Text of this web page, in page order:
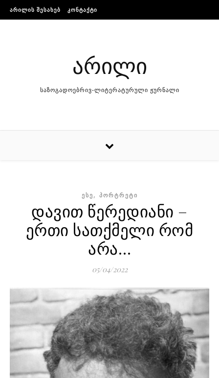
Skip to content
ᲐᲠᲘᲚᲘᲡ ᲨᲔᲡᲐᲮᲔᲑ ᲙᲝᲜᲢᲐᲥᲢᲘ
არილი
საზოგადოებრივ-ლიტერატურული ჟურნალი
ᲔᲡᲔ, ᲞᲝᲠᲢᲠᲔᲢᲘ
დავით წერედიანი –
ერთი სათქმელი რომ
არა…
05/04/2022